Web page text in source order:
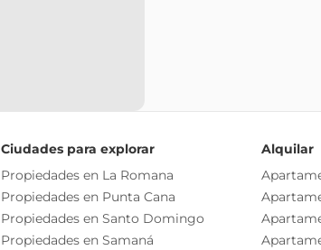
Ciudades para explorar
Propiedades en La Romana
Propiedades en Punta Cana
Propiedades en Santo Domingo
Propiedades en Samaná
Alquilar